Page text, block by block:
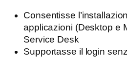
Consentisse
applicazioni (Desktop e
Service Desk
Supportasse il login